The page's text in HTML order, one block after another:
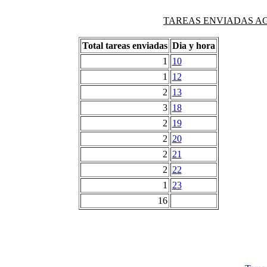
TAREAS ENVIADAS
Total tareas enviadas Dia y hora
1
10
1
12
2 13
3 18
2 19
2 20
2 21
2 22
1
23
16